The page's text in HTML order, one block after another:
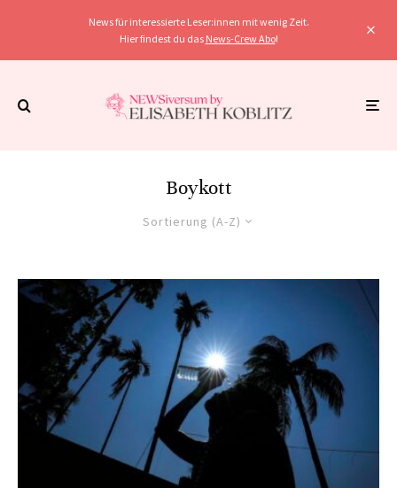
News für interessierte Leser:innen mit wenig Zeit.
Hier findest du das News-Crew Abo!
Boykott
Sortierung (A-Z)